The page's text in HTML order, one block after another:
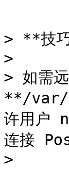
> **技
>
> 如需
**/var/
许用户
连接
>